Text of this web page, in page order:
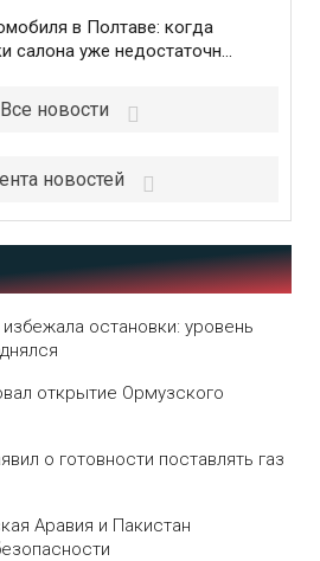
в Полтаве: когда
салона уже недостаточн...
Все новости
новостей
остановки: уровень
открытие Ормузского
о готовности поставлять газ
Аравия и Пакистан